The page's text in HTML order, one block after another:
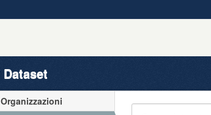
Dataset
Organizzazioni